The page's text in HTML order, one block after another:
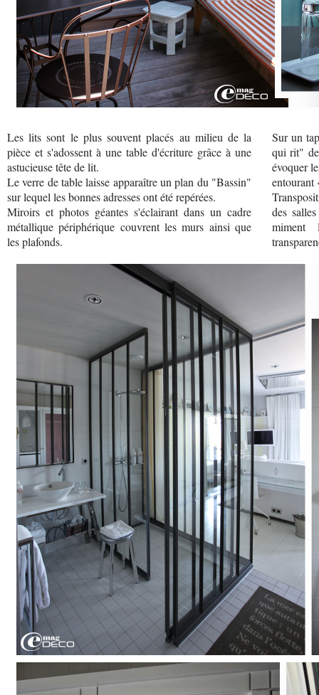
Les lits sont le plus souvent placés au milieu de la
pièce et s'adossent à une table d'écriture grâce à une
astucieuse tête de lit.
Le verre de table laisse apparaître un plan du "Bassin"
sur lequel les bonnes adresses ont été repérées.
Miroirs et photos géantes s'éclairant dans un cadre
métallique périphérique couvrent les murs ainsi que
les plafonds.
Sur un
qui rit"
évoquer
entourant
des
miment